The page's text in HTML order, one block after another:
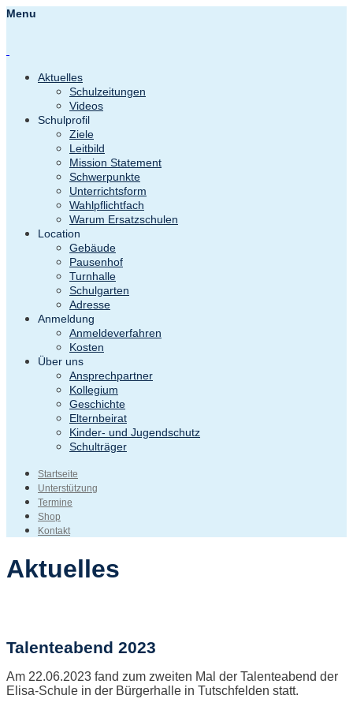
Menu
Aktuelles
Schulzeitungen
Videos
Schulprofil
Ziele
Leitbild
Mission Statement
Schwerpunkte
Unterrichtsform
Wahlpflichtfach
Warum Ersatzschulen
Location
Gebäude
Pausenhof
Turnhalle
Schulgarten
Adresse
Anmeldung
Anmeldeverfahren
Kosten
Über uns
Ansprechpartner
Kollegium
Geschichte
Elternbeirat
Kinder- und Jugendschutz
Schulträger
Startseite
Unterstützung
Termine
Shop
Kontakt
Aktuelles
Talenteabend 2023
Am 22.06.2023 fand zum zweiten Mal der Talenteabend der
Elisa-Schule in der Bürgerhalle in Tutschfelden statt.